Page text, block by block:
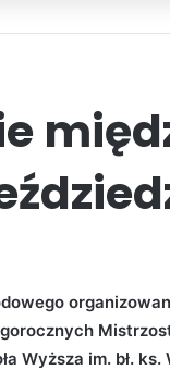
Wyższa im. bł. ks.